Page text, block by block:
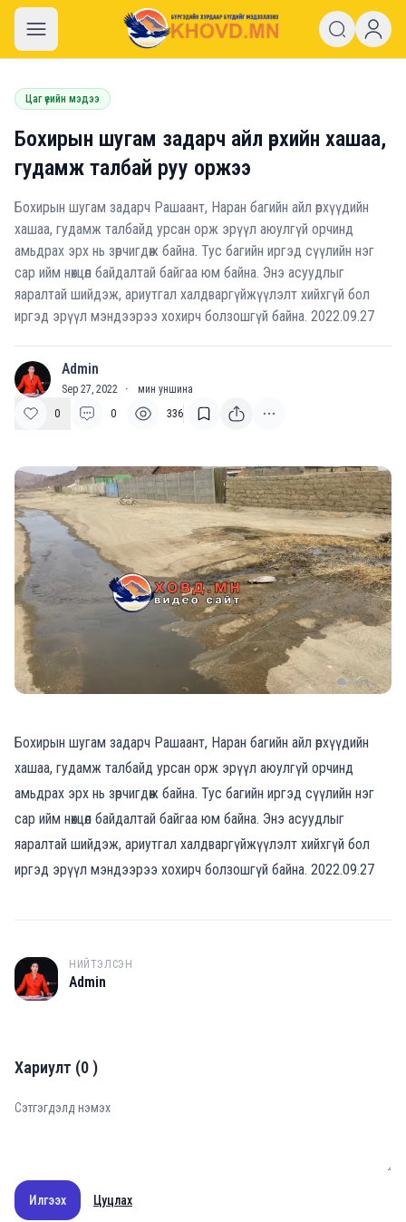
khovd.mn
Цаг үеийн мэдээ
Бохирын шугам задарч айл өрхийн хашаа,
гудамж талбай руу оржээ
Бохирын шугам задарч Рашаант, Наран багийн айл өрхүүдийн
хашаа, гудамж талбайд урсан орж эрүүл аюулгүй орчинд
амьдрах эрх нь зөрчигдөж байна. Тус багийн иргэд сүүлийн нэг
сар ийм нөхцөл байдалтай байгаа юм байна. Энэ асуудлыг
яаралтай шийдэж, ариутгал халдваргүйжүүлэлт хийхгүй бол
иргэд эрүүл мэндээрээ хохирч болзошгүй байна. 2022.09.27
A Admin
Sep 27, 2022 ·
мин уншина
0
0 336
Бохирын шугам задарч Рашаант, Наран багийн айл өрхүүдийн
хашаа, гудамж талбайд урсан орж эрүүл аюулгүй орчинд
амьдрах эрх нь зөрчигдөж байна. Тус багийн иргэд сүүлийн нэг
сар ийм нөхцөл байдалтай байгаа юм байна. Энэ асуудлыг
яаралтай шийдэж, ариутгал халдваргүйжүүлэлт хийхгүй бол
иргэд эрүүл мэндээрээ хохирч болзошгүй байна. 2022.09.27
A
НИЙТЭЛСЭН
Admin
Хариулт (0)
Илгээх Цуцлах